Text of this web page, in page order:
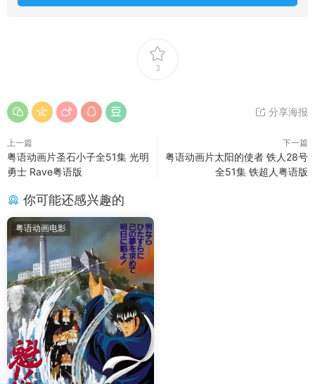
3
分享海报
上一篇
粤语动画片圣石小子全51集 光明
勇士 Rave粤语版
下一篇
粤语动画片太阳的使者 铁人28号
全51集 铁超人粤语版
你可能还感兴趣的
粤语动画电影